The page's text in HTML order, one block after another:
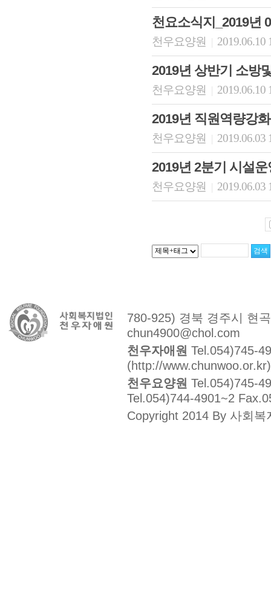
천요소식지_2019년
천우요양원 2019.06.10
2019년 상반기 소방
천우요양원 2019.06.10
2019년 직원역량강
천우요양원 2019.06.03
2019년 2분기 시설
천우요양원 2019.06.03
780-925) 경북 경주시 현
chun4900@chol.com
천우자애원 Tel.054)745-
(http://www.chunwoo.or.kr)
천우요양원 Tel.054)745-
Tel.054)744-4901~2
Copyright 2014 By 사회